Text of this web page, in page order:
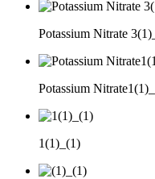
Potassium Nitrate
Potassium
1(1)_(1)